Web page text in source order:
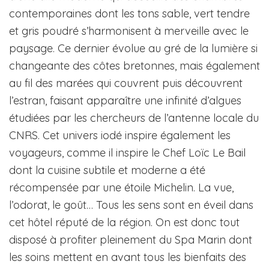
contemporaines dont les tons sable, vert tendre
et gris poudré s’harmonisent à merveille avec le
paysage. Ce dernier évolue au gré de la lumière si
changeante des côtes bretonnes, mais également
au fil des marées qui couvrent puis découvrent
l’estran, faisant apparaître une infinité d’algues
étudiées par les chercheurs de l’antenne locale du
CNRS. Cet univers iodé inspire également les
voyageurs, comme il inspire le Chef Loïc Le Bail
dont la cuisine subtile et moderne a été
récompensée par une étoile Michelin. La vue,
l’odorat, le goût… Tous les sens sont en éveil dans
cet hôtel réputé de la région. On est donc tout
disposé à profiter pleinement du Spa Marin dont
les soins mettent en avant tous les bienfaits des